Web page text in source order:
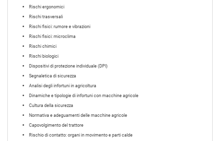
Rischi ergonomici
Rischi trasversali
Rischi fisici: rumore e vibrazioni
Rischi fisici: microclima
Rischi chimici
Rischi biologici
Dispositivi di protezione individuale (DPI)
Segnaletica di sicurezza
Analisi degli infortuni in agricoltura
Dinamiche e tipologie di infortuni con macchine agricole
Cultura della sicurezza
Normativa e adeguamenti delle macchine agricole
Capovolgimento del trattore
Rischio di contatto: organi in movimento e parti calde